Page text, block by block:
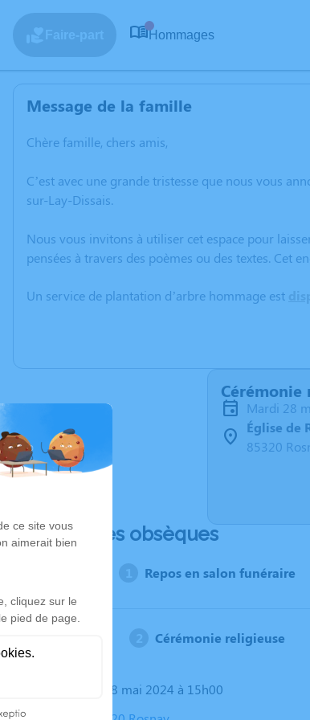
Hommages
Message de la famille
Chère famille, chers amis,
C’est avec une grande tristesse que nous vous
sur-Lay-Dissais.
Nous vous invitons à utiliser cet espace pour
pensées à travers des poèmes ou des textes. Cet
Un service de plantation d’arbre hommage est
Cérémonie
mardi 28
Église de
85320
Déroulé des obsèques
Repos en salon funéraire
Cérémonie religieuse
Le mardi 28 mai 2024 à 15h00